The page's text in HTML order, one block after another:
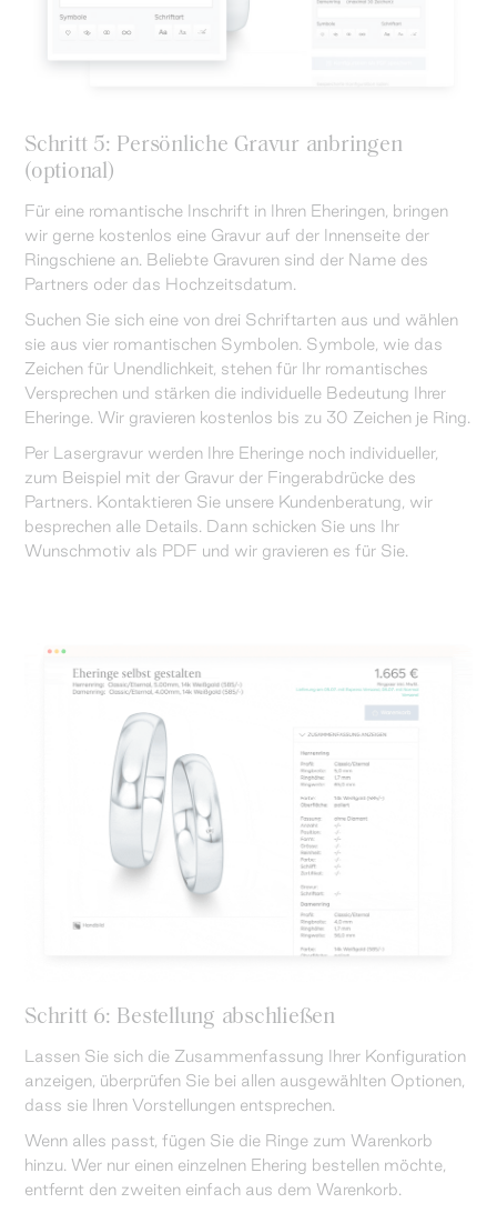
Schritt 5: Persönliche Gravur anbringen
(optional)
Für eine romantische Inschrift in Ihren Eheringen, bringen
wir gerne kostenlos eine Gravur auf der Innenseite der
Ringschiene an. Beliebte Gravuren sind der Name des
Partners oder das Hochzeitsdatum.
Suchen Sie sich eine von drei Schriftarten aus und wählen
sie aus vier romantischen Symbolen. Symbole, wie das
Zeichen für Unendlichkeit, stehen für Ihr romantisches
Versprechen und stärken die individuelle Bedeutung Ihrer
Eheringe. Wir gravieren kostenlos bis zu 30 Zeichen je Ring.
Per Lasergravur werden Ihre Eheringe noch individueller,
zum Beispiel mit der Gravur der Fingerabdrücke des
Partners. Kontaktieren Sie unsere Kundenberatung, wir
besprechen alle Details. Dann schicken Sie uns Ihr
Wunschmotiv als PDF und wir gravieren es für Sie.
Schritt 6: Bestellung abschließen
Lassen Sie sich die Zusammenfassung Ihrer Konfiguration
anzeigen, überprüfen Sie bei allen ausgewählten Optionen,
dass sie Ihren Vorstellungen entsprechen.
Wenn alles passt, fügen Sie die Ringe zum Warenkorb
hinzu. Wer nur einen einzelnen Ehering bestellen möchte,
entfernt den zweiten einfach aus dem Warenkorb.